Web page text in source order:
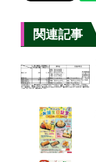
関連記事